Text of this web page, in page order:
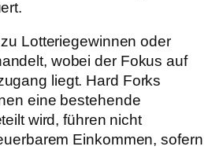
Lotteriegewinnen oder
wobei der Fokus auf
liegt. Hard Forks
eine bestehende
wird, führen nicht
Einkommen, sofern